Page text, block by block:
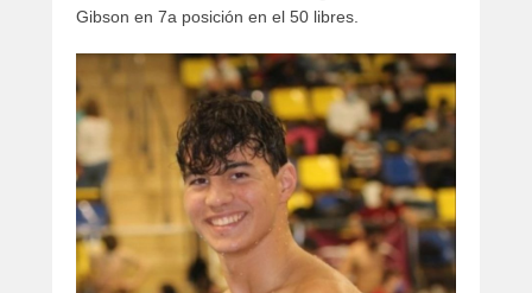
Gibson en 7a posición en el 50 libres.